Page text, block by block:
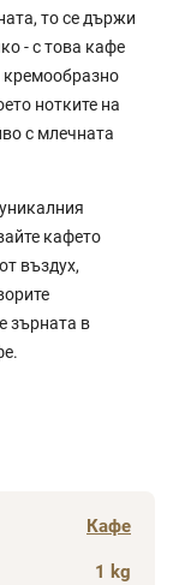
то се държи
- с това кафе
кремообразно
нотките на
с млечната
кафето
въздух,
зърната в
Кафе
1 kg